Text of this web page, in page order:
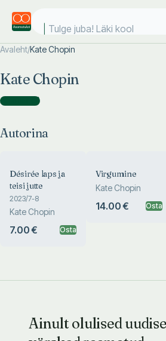
Tulge juba! Läki kooli
Avaleht/Kate Chopin
Kate Chopin
Autorina )
Autorina
Désirée laps ja
teisi jutte
2023/7-8
Kate Chopin
7.00 € Osta
Virgumine
Kate Chopin
14.00 € Osta
Ainult olulised